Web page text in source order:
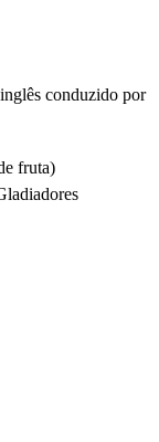
conduzido por
fruta)